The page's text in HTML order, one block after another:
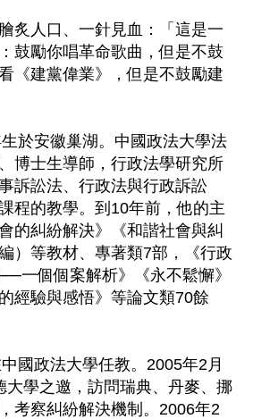
炙人口、一針見血：「這是一
鼓勵你唱革命歌曲，但是不鼓
《建黨偉業》，但是不鼓勵建
於安徽巢湖。中國政法大學法
博士生導師，行政法學研究所
訴訟法、行政法與行政訴訟
程的教學。到10年前，他的主
的糾紛解決》《和諧社會與糾
）等教材、專著類7部，《行政
一個個案解析》《永不鬆懈》
經驗與感悟》等論文類70餘
國政法大學任教。2005年2月
大學之邀，訪問瑞典、丹麥、挪
考察糾紛解決機制。2006年2